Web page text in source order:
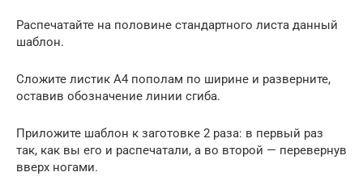
Распечатайте на половине стандартного листа данный
шаблон.
Сложите листик А4 пополам по ширине и разверните,
оставив обозначение линии сгиба.
Приложите шаблон к заготовке 2 раза: в первый раз
так, как вы его и распечатали, а во второй — перевернув
вверх ногами.